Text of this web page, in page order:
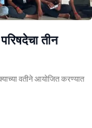
तीन
वतीने आयोजित करण्यात